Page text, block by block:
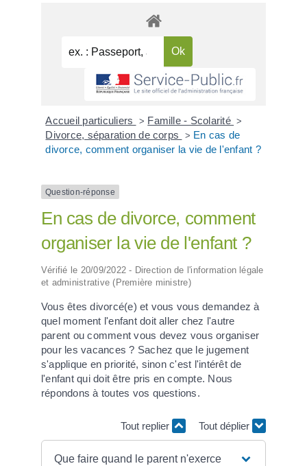
Accueil particuliers > Famille - Scolarité >
Divorce, séparation de corps > En cas de
divorce, comment organiser la vie de l'enfant ?
Question-réponse
En cas de divorce, comment
organiser la vie de l'enfant ?
Vérifié le 20/09/2022 - Direction de l'information légale
et administrative (Première ministre)
Vous êtes divorcé(e) et vous vous demandez à
quel moment l'enfant doit aller chez l'autre
parent ou comment vous devez vous organiser
pour les vacances ? Sachez que le jugement
s'applique en priorité, sinon c'est l'intérêt de
l'enfant qui doit être pris en compte. Nous
répondons à toutes vos questions.
Tout replier Tout déplier
Que faire quand le parent n'exerce